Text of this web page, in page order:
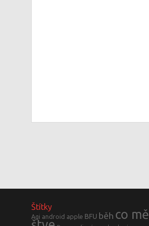
Štítky
Agi android apple BFU běh co mě